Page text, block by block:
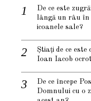
De ce este
lângă un râu în
icoanele sale?
Știați de ce
Ioan Iacob
De ce începe
Domnului cu o